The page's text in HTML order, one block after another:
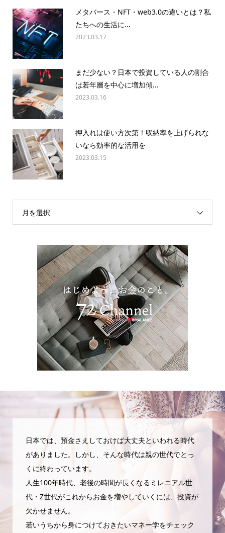
メタバース・NFT・web3.0の違いとは？私
たちへの生活に...
2023.03.17
まだ少ない？日本で投資している人の割合
は若年層を中心に増加傾...
2023.03.16
押入れは使い方次第！収納率を上げられな
いなら効率的な活用を
2023.03.15
月を選択
日本では、預金さえしておけば大丈夫といわれる時代
がありました。しかし、そんな時代は親の世代でとっ
くに終わっています。
人生100年時代、老後の時間が長くなるミレニアル世
代・Z世代がこれからお金を増やしていくには、投資が
欠かせません。
若いうちから身につけておきたいマネー学をチェック